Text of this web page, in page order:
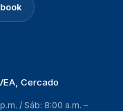
Cercado
/ Sáb: 8:00 a.m. –